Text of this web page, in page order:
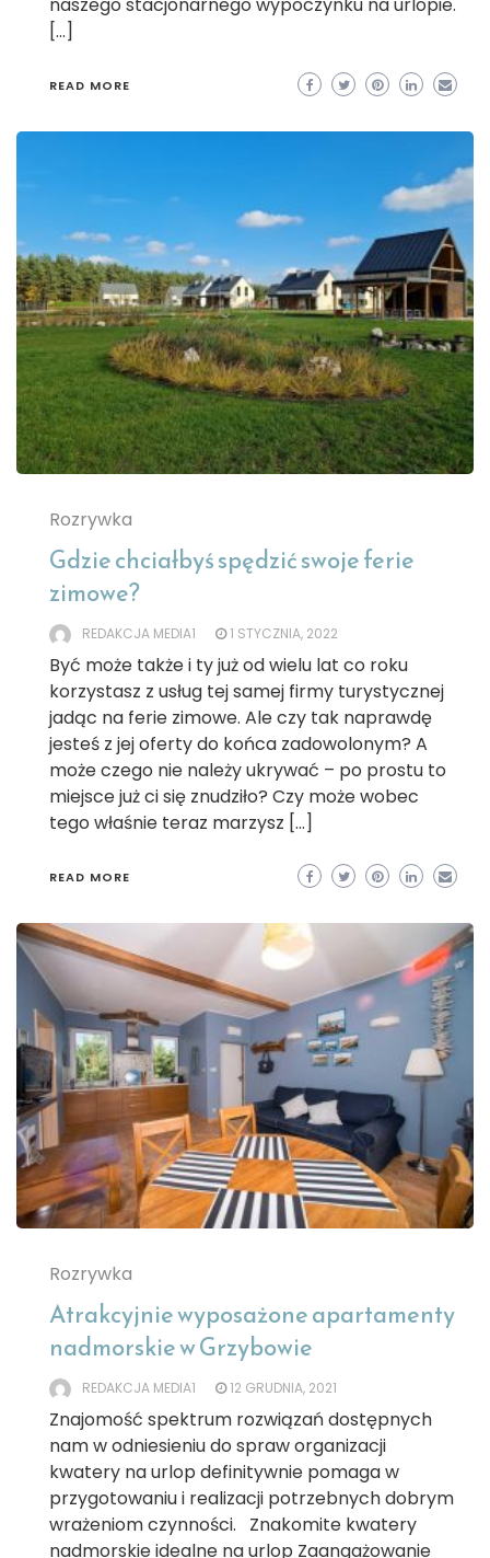
[…]
READ MORE
Rozrywka
Gdzie chciałbyś spędzić swoje ferie
zimowe?
REDAKCJA MEDIA1 1 STYCZNIA, 2022
Być może także i ty już od wielu lat co roku
korzystasz z usług tej samej firmy turystycznej
jadąc na ferie zimowe. Ale czy tak naprawdę
jesteś z jej oferty do końca zadowolonym? A
może czego nie należy ukrywać – po prostu to
miejsce już ci się znudziło? Czy może wobec
tego właśnie teraz marzysz […]
READ MORE
Rozrywka
Atrakcyjnie wyposażone apartamenty
nadmorskie w Grzybowie
REDAKCJA MEDIA1 12 GRUDNIA, 2021
Znajomość spektrum rozwiązań dostępnych
nam w odniesieniu do spraw organizacji
kwatery na urlop definitywnie pomaga w
przygotowaniu i realizacji potrzebnych dobrym
wrażeniom czynności. Znakomite kwatery
nadmorskie idealne na urlop Zaangażowanie